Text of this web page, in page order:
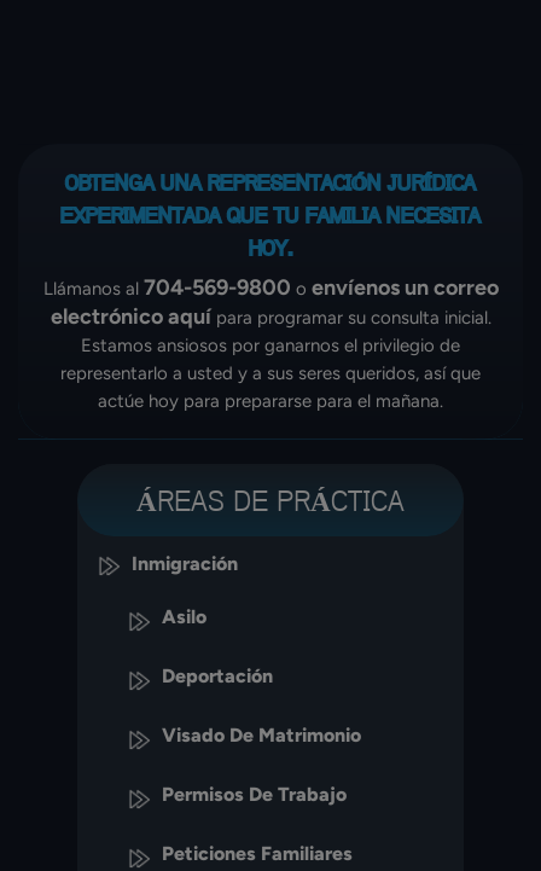
OBTENGA UNA REPRESENTACIÓN JURÍDICA
EXPERIMENTADAQUE TU FAMILIA NECESITA
HOY.
Llámanos al 704-569-9800 o envíenos un correo
electrónico aquípara programar su consulta inicial.
Estamos ansiosos por ganarnos el privilegio de
representarlo a usted y a sus seres queridos, así que
actúe hoy para prepararse para el mañana.
ÁREAS DE PRÁCTICA
Inmigración
Asilo
Deportación
Visado De Matrimonio
Permisos De Trabajo
Peticiones Familiares